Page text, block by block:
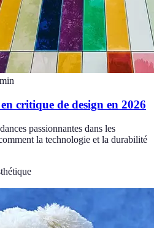
min
critique de design en 2026
passionnantes dans les
la technologie et la durabilité